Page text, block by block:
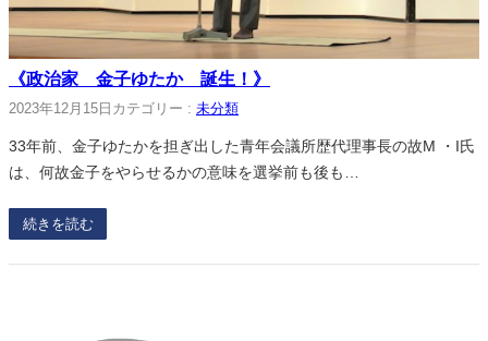
《政治家 金子ゆたか 誕生！》
2023年12月15日 カテゴリー : 未分類
33年前、金子ゆたかを担ぎ出した青年会議所歴代理事長の故M ・I氏
は、何故金子をやらせるかの意味を選挙前も後も…
続きを読む